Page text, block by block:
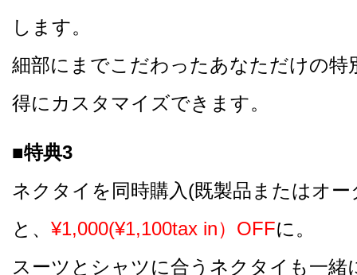
します。
細部にまでこだわったあなただけの特
得にカスタマイズできます。
■特典3
ネクタイを同時購入(既製品またはオ
と、 ¥1,000(¥1,100tax in）OFFに。
スーツとシャツに合うネクタイも一緒